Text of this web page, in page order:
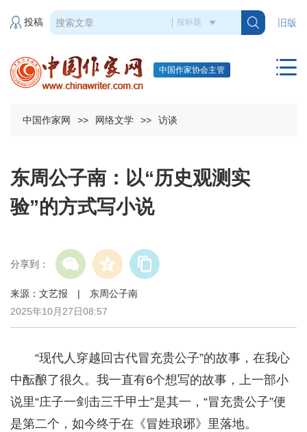
旧版
投稿
中国作家协会主管
中国作家网 >> 网络文学 >> 访谈
东周公子南：以“历史观测实
验”的方式写小说
分享到：
来源：文艺报 | 东周公子南
2025年10月27日08:57
“现代人穿越回古代冒充贵公子”的故事，在我心
中酝酿了很久。我一直有6个想写的故事，上一部小
说里“庄子一剑击三千甲士”是其一，“冒充贵公子”便
是第二个，如今终于在《冒姓琅琊》里落地。